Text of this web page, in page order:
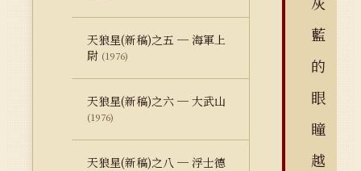
天狼星(新稿)之五 ─ 海軍上
尉 (1976)
天狼星(新稿)之六 ─ 大武山
(1976)
天狼星(新稿)之八 ─ 浮士德
藍
的
眼
瞳
越